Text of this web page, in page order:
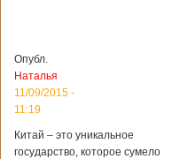
Опубл.
Наталья
11/09/2015 -
11:19
Китай – это уникальное
государство, которое сумело